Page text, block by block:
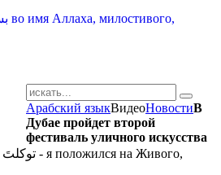
Арабский языкВидеоНовостиВ
Дубае пройдет второй
фестиваль уличного искусства